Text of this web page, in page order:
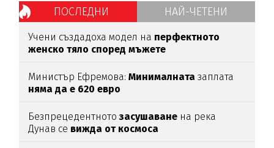
ПОСЛЕДНИ НАЙ-ЧЕТЕНИ
Учени създадоха модел на перфектното
женско тяло според мъжете
Министър Ефремова:Минималната заплата
няма да е 620 евро
Безпрецедентнотозасушаване на река
Дунав се вижда от космоса